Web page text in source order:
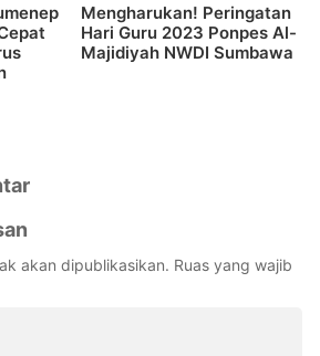
Mengharukan! Peringatan
Hari Guru 2023 Ponpes Al-
Majidiyah NWDI Sumbawa
akan dipublikasikan. Ruas yang wajib